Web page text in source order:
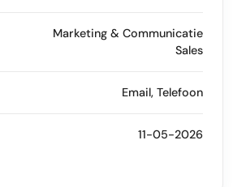
Marketing & Communicatie
Sales
Email, Telefoon
11-05-2026